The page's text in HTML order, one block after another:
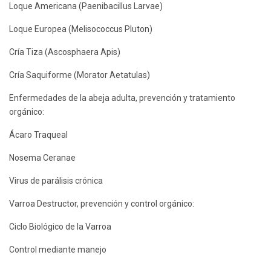
Loque Americana (Paenibacillus Larvae)
Loque Europea (Melisococcus Pluton)
Cría Tiza (Ascosphaera Apis)
Cría Saquiforme (Morator Aetatulas)
Enfermedades de la abeja adulta, prevención y tratamiento
orgánico:
Ácaro Traqueal
Nosema Ceranae
Virus de parálisis crónica
Varroa Destructor, prevención y control orgánico:
Ciclo Biológico de la Varroa
Control mediante manejo